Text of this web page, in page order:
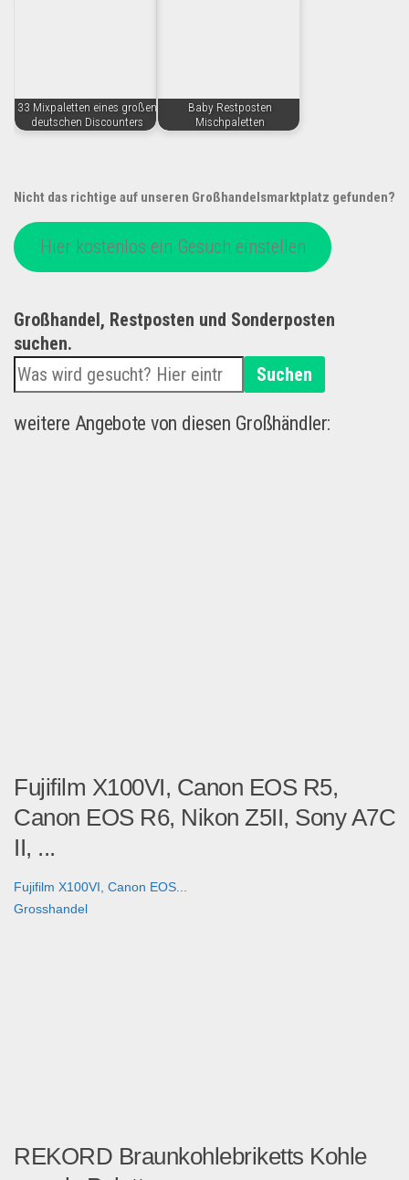
33 Mixpaletten eines großen
deutschen Discounters
Baby Restposten
Mischpaletten
Nicht das richtige auf unseren Großhandelsmarktplatz gefunden?
Hier kostenlos ein Gesuch einstellen
Großhandel, Restposten und Sonderposten
suchen.
Suchen
weitere Angebote von diesen Großhändler:
Fujifilm X100VI, Canon EOS R5,
Canon EOS R6, Nikon Z5II, Sony A7C
II, ...
Fujifilm X100VI, Canon EOS...
Grosshandel
REKORD Braunkohlebriketts Kohle